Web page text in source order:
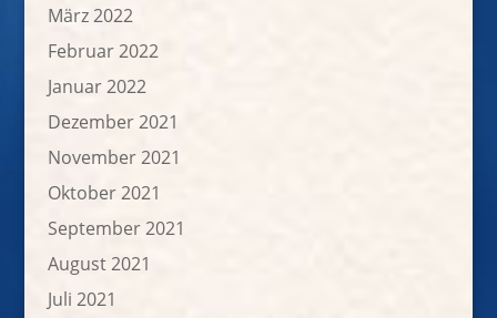
März 2022
Februar 2022
Januar 2022
Dezember 2021
November 2021
Oktober 2021
September 2021
August 2021
Juli 2021